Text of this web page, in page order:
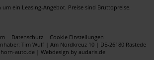
um ein Leasing-Angebot. Preise sind Bruttopreise.
Datenschutz
Cookie Einstellungen
Tim Wulf | Am Nordkreuz 10 | DE-26180 Rastede
auto.de | Webdesign by audaris.de